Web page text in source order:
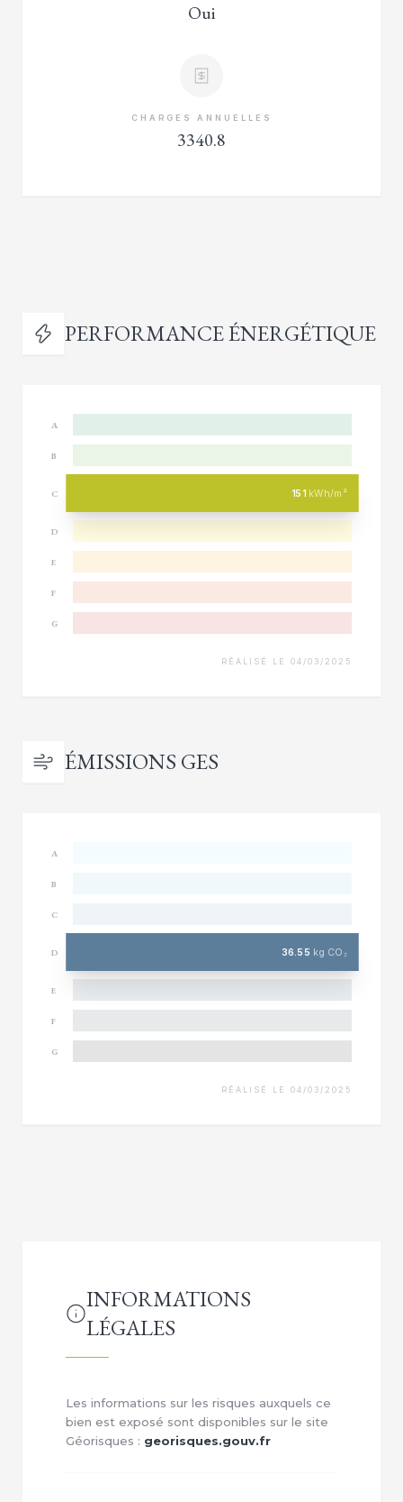
Oui
CHARGES ANNUELLES
3340.8
PERFORMANCE ÉNERGÉTIQUE
A
B
C 151 kWh/m²
D
E
F
G
RÉALISÉ LE 04/03/2025
ÉMISSIONS GES
A
B
C
D 36.55 kg CO₂
E
F
G
RÉALISÉ LE 04/03/2025
INFORMATIONS
LÉGALES
Les informations sur les risques auxquels ce
bien est exposé sont disponibles sur le site
Géorisques : georisques.gouv.fr